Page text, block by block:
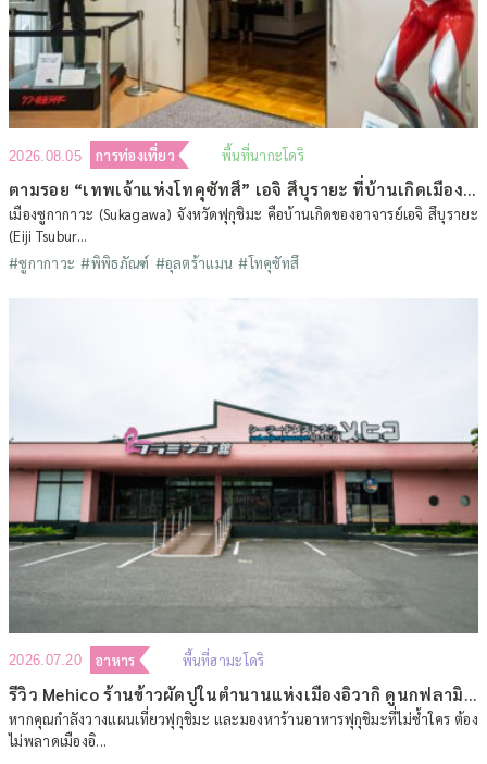
2026.08.05 การท่องเที่ยว พื้นที่นากะโดริ
ตามรอย “เทพเจ้าแห่งโทคุซัทสึ” เอจิ สึบุรายะ ที่บ้านเกิดเมืองซูกากาวะ จังหวัดฟุกุชิมะ (ตอนที่ 1)
เมืองซูกากาวะ (Sukagawa) จังหวัดฟุกุชิมะ คือบ้านเกิดของอาจารย์เอจิ สึบุรายะ
(Eiji Tsubur...
#ซูกากาวะ #พิพิธภัณฑ์ #อุลตร้าแมน #โทคุซัทสึ
2026.07.20 อาหาร พื้นที่ฮามะโดริ
หากคุณกำลังวางแผนเที่ยวฟุกุชิมะ และมองหาร้านอาหารฟุกุชิมะที่ไม่ซ้ำใคร ต้อง
ไม่พลาดเมืองอิ...